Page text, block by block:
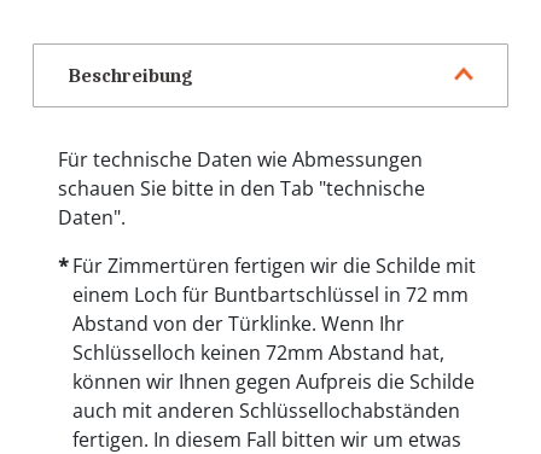
Beschreibung
Für technische Daten wie Abmessungen
schauen Sie bitte in den Tab "technische
Daten".
Für Zimmertüren fertigen wir die Schilde mit
einem Loch für Buntbartschlüssel in 72 mm
Abstand von der Türklinke. Wenn Ihr
Schlüsselloch keinen 72mm Abstand hat,
können wir Ihnen gegen Aufpreis die Schilde
auch mit anderen Schlüssellochabständen
fertigen. In diesem Fall bitten wir um etwas